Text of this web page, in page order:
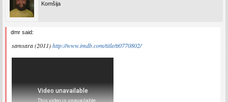
Komšija
dmr said:
samsara (2011)http://www.imdb.com/title/tt0770802/